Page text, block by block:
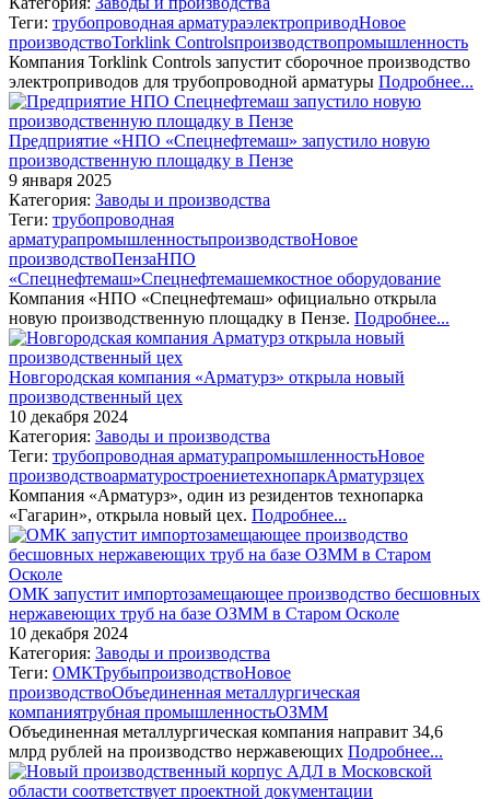
Теги: трубопроводная арматураэлектроприводНовое
производствоTorklink Controlsпроизводствопромышленность
Компания Torklink Controls запустит сборочное производство
электроприводов для трубопроводной арматуры Подробнее...
Предприятие «НПО «Спецнефтемаш» запустило новую
производственную площадку в Пензе
9 января 2025
Категория: Заводы и производства
Теги: трубопроводная
арматурапромышленностьпроизводствоНовое
производствоПензаНПО
«Спецнефтемаш»Спецнефтемашемкостное оборудование
Компания «НПО «Спецнефтемаш» официально открыла
новую производственную площадку в Пензе. Подробнее...
Новгородская компания «Арматурз» открыла новый
производственный цех
10 декабря 2024
Категория: Заводы и производства
Теги: трубопроводная арматурапромышленностьНовое
производствоарматуростроениетехнопаркАрматурзцех
Компания «Арматурз», один из резидентов технопарка
«Гагарин», открыла новый цех. Подробнее...
ОМК запустит импортозамещающее производство бесшовных
нержавеющих труб на базе ОЗММ в Старом Осколе
10 декабря 2024
Категория: Заводы и производства
Теги: ОМКТрубыпроизводствоНовое
производствоОбъединенная металлургическая
компаниятрубная промышленностьОЗММ
Объединенная металлургическая компания направит 34,6
млрд рублей на производство нержавеющих Подробнее...